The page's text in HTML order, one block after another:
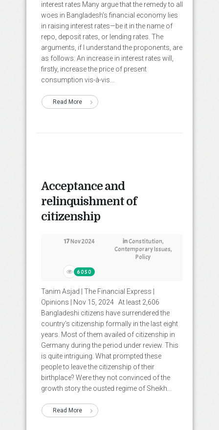
interest rates Many argue that the remedy to all
woes in Bangladesh’s financial economy lies
in raising interest rates—be it in the name of
repo, deposit rates, or lending rates. The
arguments, if I understand the proponents, are
as follows: An increase in interest rates will,
firstly, increase the price of present
consumption vis-à-vis...
Read More
Acceptance and
relinquishment of
citizenship
17Nov 2024 inConstitution,
Contemporary Issues,
Policy
6050
Tanim Asjad | The Financial Express |
Opinions | Nov 15, 2024 At least 2,606
Bangladeshi citizens have surrendered the
country’s citizenship formally in the last eight
years. Most of them availed of citizenship in
Germany during the period under review. This
is quite intriguing. What prompted these
people to leave the citizenship of their
birthplace? Were they not convinced of the
growth story the ousted regime of Sheikh...
Read More